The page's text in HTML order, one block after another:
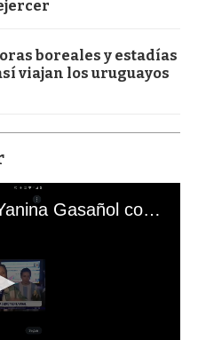
boreales y estadías
viajan los uruguayos
El mal momento de Yanina Gasañol con un hincha argentino en "Subrayado"